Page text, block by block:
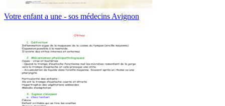
Votre enfant a une - sos médecins Avignon